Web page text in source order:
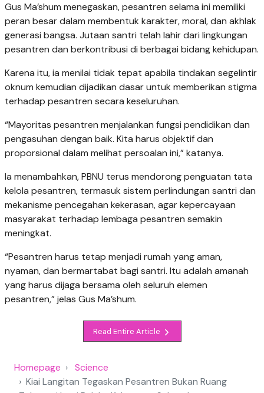
Gus Ma’shum menegaskan, pesantren selama ini memiliki
peran besar dalam membentuk karakter, moral, dan akhlak
generasi bangsa. Jutaan santri telah lahir dari lingkungan
pesantren dan berkontribusi di berbagai bidang kehidupan.
Karena itu, ia menilai tidak tepat apabila tindakan segelintir
oknum kemudian dijadikan dasar untuk memberikan stigma
terhadap pesantren secara keseluruhan.
“Mayoritas pesantren menjalankan fungsi pendidikan dan
pengasuhan dengan baik. Kita harus objektif dan
proporsional dalam melihat persoalan ini,” katanya.
Ia menambahkan, PBNU terus mendorong penguatan tata
kelola pesantren, termasuk sistem perlindungan santri dan
mekanisme pencegahan kekerasan, agar kepercayaan
masyarakat terhadap lembaga pesantren semakin
meningkat.
“Pesantren harus tetap menjadi rumah yang aman,
nyaman, dan bermartabat bagi santri. Itu adalah amanah
yang harus dijaga bersama oleh seluruh elemen
pesantren,” jelas Gus Ma’shum.
Read Entire Article
Homepage
Science
Kiai Langitan Tegaskan Pesantren Bukan Ruang